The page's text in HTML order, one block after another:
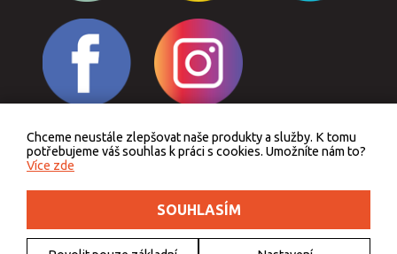
Odstoupit od smlouvy
Podle zákona o evidenci tržeb je prodávající povinen vystavit kupujícímu účtenku.
technického výpadku pak nejpozději do 48 hodin.
Chceme neustále zlepšovat naše produkty a služby. K tomu
potřebujeme váš souhlas k práci s cookies. Umožníte nám to?
Více zde
SOUHLASÍM